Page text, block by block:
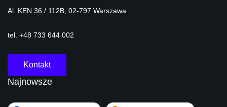
Al. KEN 36 / 112B, 02-797 Warszawa
tel. +48 733 644 002
Kontakt
Najnowsze